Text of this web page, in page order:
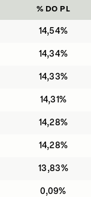
% DO PL
14,54%
14,34%
14,33%
14,31%
14,28%
14,28%
13,83%
0,09%